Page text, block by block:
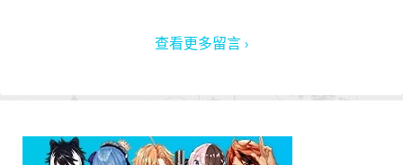
查看更多留言 ›